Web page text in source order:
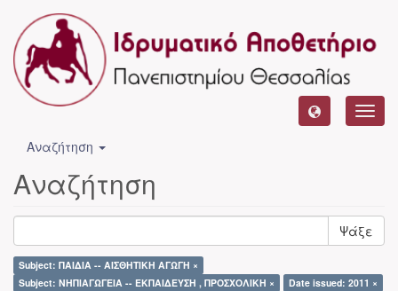
Αναζήτηση
Αναζήτηση
Ψάξε
Subject: ΠΑΙΔΙΑ -- ΑΙΣΘΗΤΙΚΗ ΑΓΩΓΗ ×
Subject: ΝΗΠΙΑΓΩΓΕΙΑ -- ΕΚΠΑΙΔΕΥΣΗ , ΠΡΟΣΧΟΛΙΚΗ ×
Date issued: 2011 ×